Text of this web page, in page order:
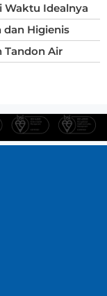
Waktu Idealnya
dan Higienis
Tandon Air